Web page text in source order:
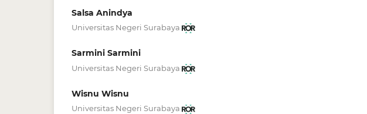
Salsa Anindya
Universitas Negeri Surabaya
Sarmini Sarmini
Universitas Negeri Surabaya
Wisnu Wisnu
Universitas Negeri Surabaya